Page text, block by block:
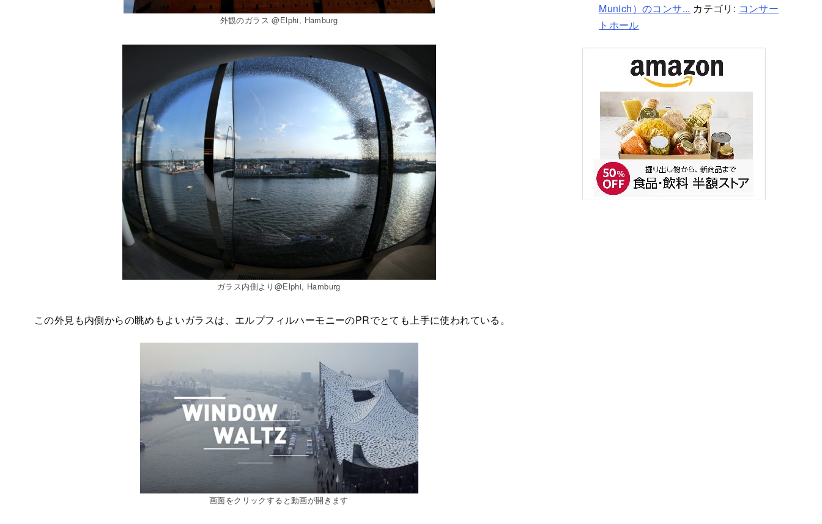
外観のガラス @Elphi, Hamburg
ガラス内側より@Elphi, Hamburg
この外見も内側からの眺めもよいガラスは、エルプフィルハーモニーのPRでとても上手に使われている。
画面をクリックすると動画が開きます
Munich）のコンサ... カテゴリ: コンサー
トホール